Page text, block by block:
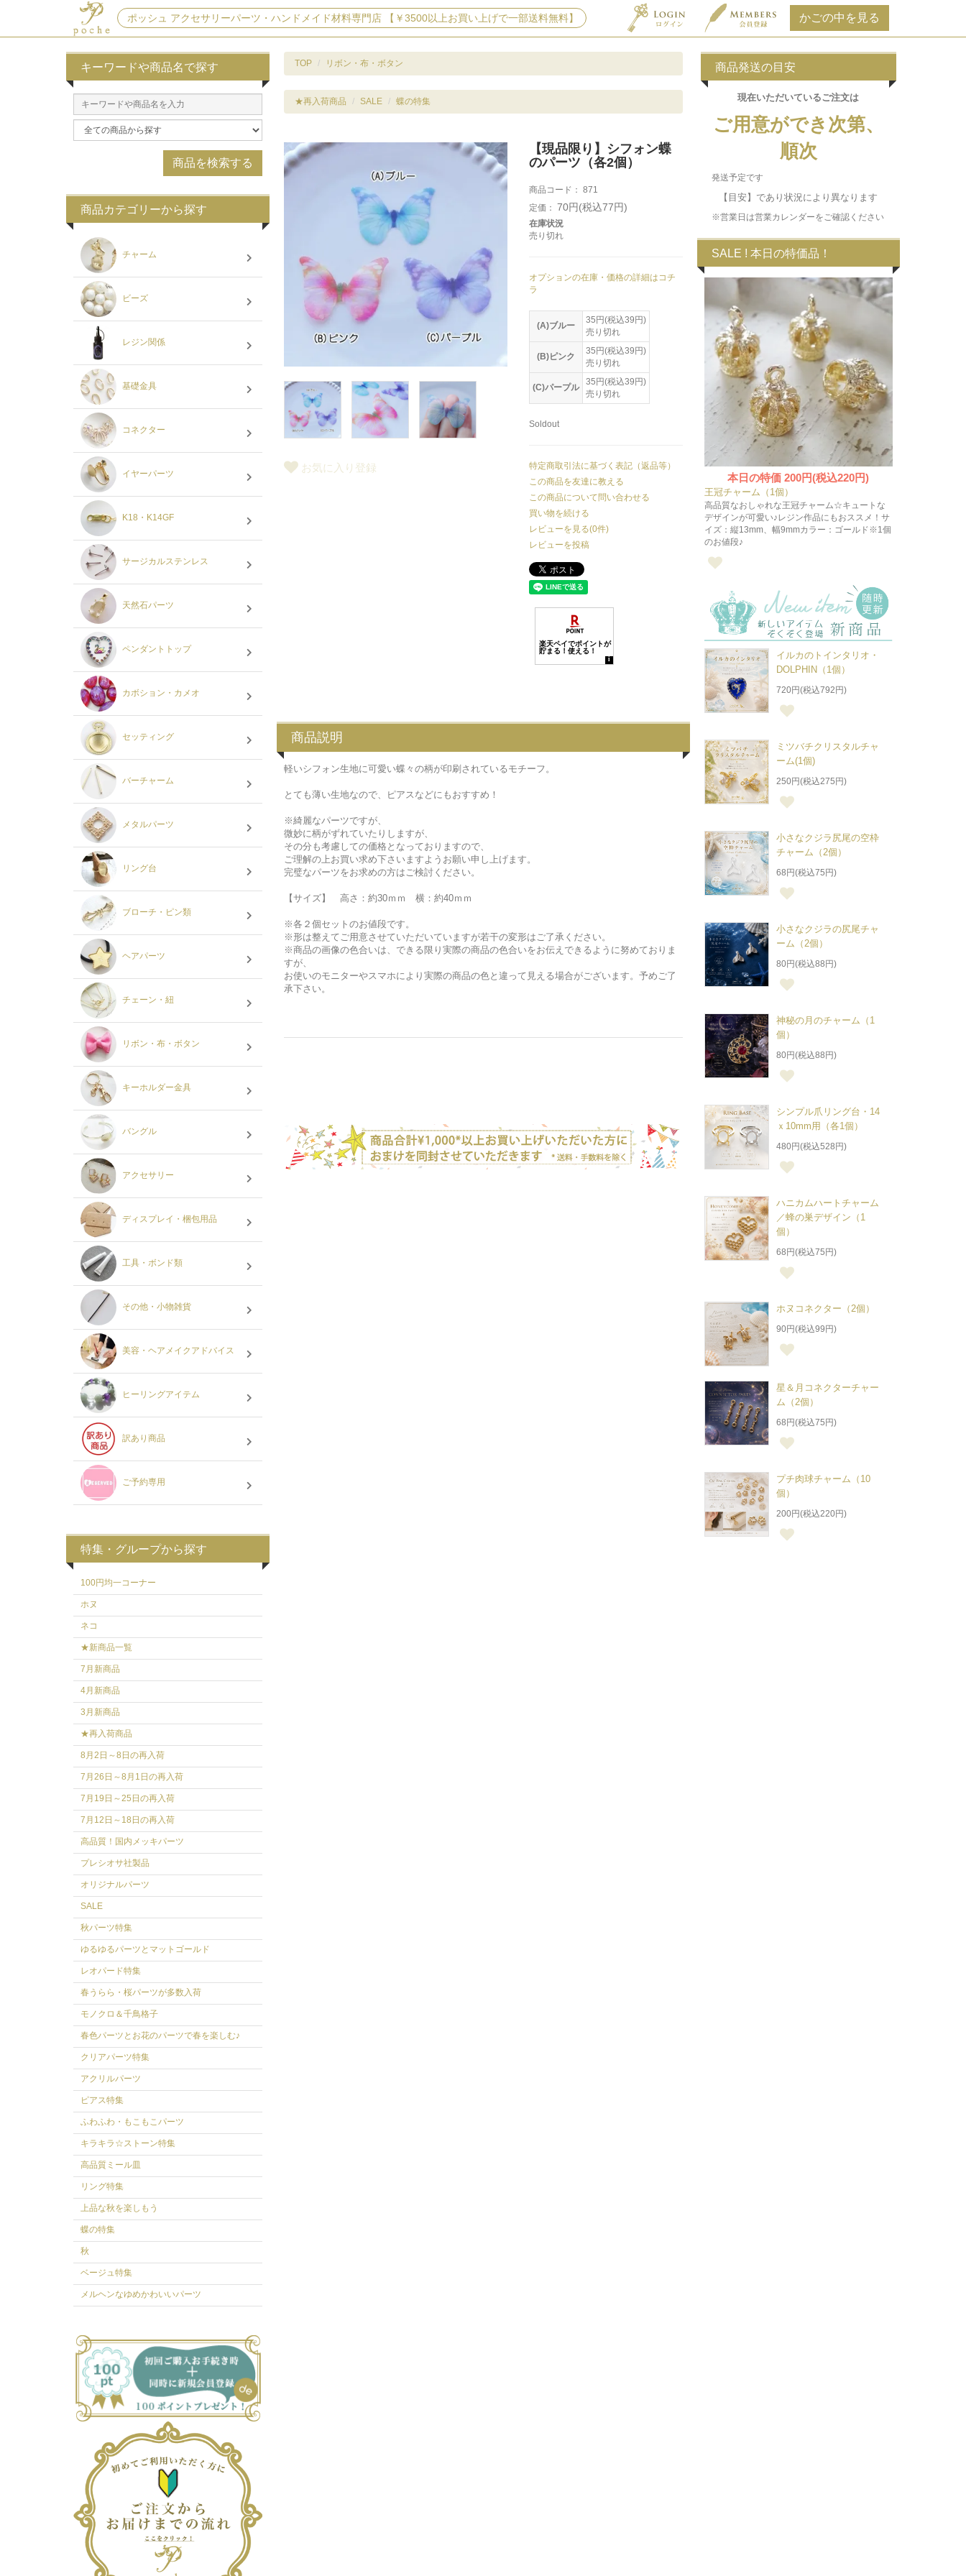
ポッシュ アクセサリーパーツ・ハンドメイド材料専門店 【￥3500以上お買い上げで一部送料無料】
TOP リボン・布・ボタン
★再入荷商品 SALE 蝶の特集
お気に入り登録
【現品限り】シフォン蝶
のパーツ（各2個）
商品コード： 871
定価： 70円(税込77円)
在庫状況
売り切れ
オプションの在庫・価格の詳細はコチ
ラ
(A)ブルー
35円(税込39円)
売り切れ
(B)ピンク
35円(税込39円)
売り切れ
(C)パープル
35円(税込39円)
売り切れ
Soldout
特定商取引法に基づく表記（返品等）
この商品を友達に教える
この商品について問い合わせる
買い物を続ける
レビューを見る(0件)
レビューを投稿
商品説明
軽いシフォン生地に可愛い蝶々の柄が印刷されているモチーフ。
とても薄い生地なので、ピアスなどにもおすすめ！
※綺麗なパーツですが、
微妙に柄がずれていたりしますが、
その分も考慮しての価格となっておりますので、
ご理解の上お買い求め下さいますようお願い申し上げます。
完璧なパーツをお求めの方はご検討ください。
【サイズ】 高さ：約30ｍｍ 横：約40ｍｍ
※各２個セットのお値段です。
※形は整えてご用意させていただいていますが若干の変形はご了承ください。
※商品の画像の色合いは、できる限り実際の商品の色合いをお伝えできるように努めておりま
すが、
お使いのモニターやスマホにより実際の商品の色と違って見える場合がございます。予めご了
承下さい。
キーワードや商品名で探す
商品カテゴリーから探す
チャーム
ビーズ
レジン関係
基礎金具
コネクター
イヤーパーツ
K18・K14GF
サージカルステンレス
天然石パーツ
ペンダントトップ
カボション・カメオ
セッティング
バーチャーム
メタルパーツ
リング台
ブローチ・ピン類
ヘアパーツ
チェーン・紐
リボン・布・ボタン
キーホルダー金具
バングル
アクセサリー
ディスプレイ・梱包用品
工具・ボンド類
その他・小物雑貨
美容・ヘアメイクアドバイス
ヒーリングアイテム
訳あり商品
ご予約専用
特集・グループから探す
100円均一コーナー
ホヌ
ネコ
★新商品一覧
7月新商品
4月新商品
3月新商品
★再入荷商品
8月2日～8日の再入荷
7月26日～8月1日の再入荷
7月19日～25日の再入荷
7月12日～18日の再入荷
高品質！国内メッキパーツ
プレシオサ社製品
オリジナルパーツ
SALE
秋パーツ特集
ゆるゆるパーツとマットゴールド
レオパード特集
春うらら・桜パーツが多数入荷
モノクロ＆千鳥格子
春色パーツとお花のパーツで春を楽しむ♪
クリアパーツ特集
アクリルパーツ
ピアス特集
ふわふわ・もこもこパーツ
キラキラ☆ストーン特集
高品質ミール皿
リング特集
上品な秋を楽しもう
蝶の特集
秋
ベージュ特集
メルヘンなゆめかわいいパーツ
商品発送の目安
現在いただいているご注文は
ご用意ができ次第、
順次
発送予定です
【目安】であり状況により異なります
※営業日は営業カレンダーをご確認ください
SALE ! 本日の特価品！
本日の特価200円(税込220円)
王冠チャーム（1個）
高品質なおしゃれな王冠チャーム☆キュートな
デザインが可愛い♪レジン作品にもおススメ！サ
イズ：縦13mm、幅9mmカラー：ゴールド※1個
のお値段♪
イルカのトインタリオ・
DOLPHIN（1個）
720円(税込792円)
ミツバチクリスタルチャ
ーム(1個)
250円(税込275円)
小さなクジラ尻尾の空枠
チャーム（2個）
68円(税込75円)
小さなクジラの尻尾チャ
ーム（2個）
80円(税込88円)
神秘の月のチャーム（1
個）
80円(税込88円)
シンプル爪リング台・14
ｘ10mm用（各1個）
480円(税込528円)
ハニカムハートチャーム
／蜂の巣デザイン（1
個）
68円(税込75円)
ホヌコネクター（2個）
90円(税込99円)
星＆月コネクターチャー
ム（2個）
68円(税込75円)
プチ肉球チャーム（10
個）
200円(税込220円)